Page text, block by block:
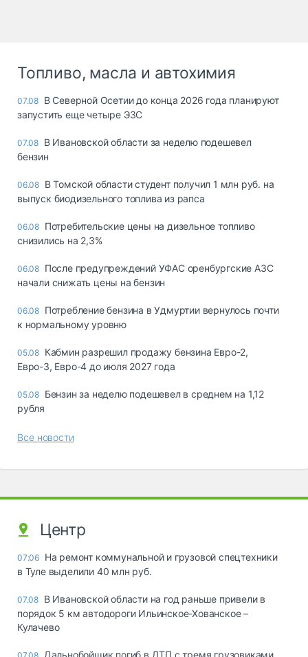
Топливо, масла и автохимия
07.08 В Северной Осетии до конца 2026 года планируют
запустить еще четыре ЭЗС
07.08 В Ивановской области за неделю подешевел
бензин
06.08 В Томской области студент получил 1 млн руб. на
выпуск биодизельного топлива из рапса
06.08 Потребительские цены на дизельное топливо
снизились на 2,3%
06.08 После предупреждений УФАС оренбургские АЗС
начали снижать цены на бензин
06.08 Потребление бензина в Удмуртии вернулось почти
к нормальному уровню
05.08 Кабмин разрешил продажу бензина Евро-2,
Евро-3, Евро-4 до июля 2027 года
05.08 Бензин за неделю подешевел в среднем на 1,12
рубля
Все новости
Центр
07:06 На ремонт коммунальной и грузовой спецтехники
в Туле выделили 40 млн руб.
07.08 В Ивановской области на год раньше привели в
порядок 5 км автодороги Ильинское-Хованское –
Кулачево
Дальнобойщик погиб в ДТП с тремя грузовиками